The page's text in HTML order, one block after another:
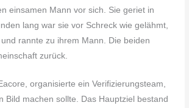
einsamen Mann vor sich. Sie geriet in
lang war sie vor Schreck wie gelähmt,
rannte zu ihrem Mann. Die beiden
zurück.
organisierte ein Verifizierungsteam,
Bild machen sollte. Das Hauptziel bestand